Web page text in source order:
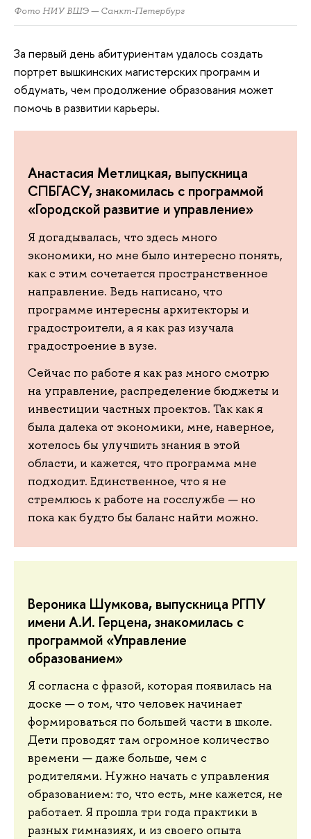
Фото НИУ ВШЭ — Санкт-Петербург
За первый день абитуриентам удалось создать
портрет вышкинских магистерских программ и
обдумать, чем продолжение образования может
помочь в развитии карьеры.
Анастасия Метлицкая, выпускница
СПБГАСУ, знакомилась с программой
«Городской развитие и управление»
Я догадывалась, что здесь много
экономики, но мне было интересно понять,
как с этим сочетается пространственное
направление. Ведь написано, что
программе интересны архитекторы и
градостроители, а я как раз изучала
градостроение в вузе.
Сейчас по работе я как раз много смотрю
на управление, распределение бюджеты и
инвестиции частных проектов. Так как я
была далека от экономики, мне, наверное,
хотелось бы улучшить знания в этой
области, и кажется, что программа мне
подходит. Единственное, что я не
стремлюсь к работе на госслужбе — но
пока как будто бы баланс найти можно.
Вероника Шумкова, выпускница РГПУ
имени А.И. Герцена, знакомилась с
программой «Управление
образованием»
Я согласна с фразой, которая появилась на
доске — о том, что человек начинает
формироваться по большей части в школе.
Дети проводят там огромное количество
времени — даже больше, чем с
родителями. Нужно начать с управления
образованием: то, что есть, мне кажется, не
работает. Я прошла три года практики в
разных гимназиях, и из своего опыта